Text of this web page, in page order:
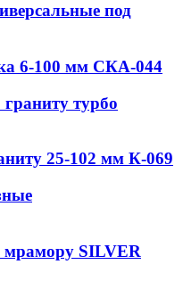
под
6-100 мм СКА-044
турбо
25-102 мм К-069
мрамору SILVER